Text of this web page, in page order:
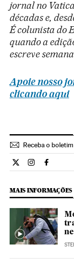
jornal no
décadas e,
É colunista do
quando a
escreve
Apoie nosso
clicando aqui
Receba o
Opiniao El País
Opiniao El
Opiniao
MAIS INFORMAÇÕES